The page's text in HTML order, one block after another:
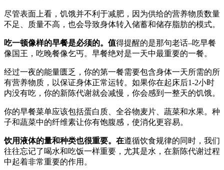
尽管表面上看，饥饿并不利于减肥，因为供给的营养物质数量
不足、质量不高，也会导致身体转入储蓄和储存脂肪的模式。
吃一顿像样的早餐是必须的。值得提醒的是那句老话–吃早餐
像国王，吃晚餐像乞丐。早餐绝对是一天中最重要的一餐。
经过一夜的能量匮乏，你的第一餐需要包含身体一天所需的所
有营养物质，以保证身体正常运转。如果你在起床后1-2小时
内没有吃，你的新陈代谢就会减慢，你会感到一整天的饥饿。
你的早餐菜单应该包括蛋白质、全谷物麦片、蔬菜和水果。种
子和蔬菜中的纤维素让你有饱腹感，使消化更容易。
饮用液体的量和种类也很重要。在遵循饮食规律的同时，我们
往往忘记了喝水和吃饭一样重要，尤其是水，在新陈代谢过程
中起着非常重要的作用。